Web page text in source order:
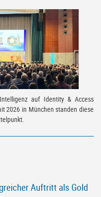
auf Identity & Access
2026 in München standen diese
Auftritt als Gold